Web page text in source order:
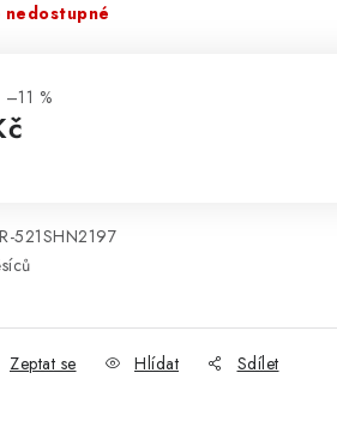
–11 %
521SHN2197
Zeptat se Hlídat Sdílet